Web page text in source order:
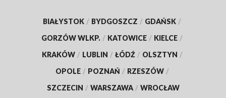
BIAŁYSTOK / BYDGOSZCZ / GDAŃSK /
GORZÓW WLKP. / KATOWICE / KIELCE /
KRAKÓW / LUBLIN / ŁÓDŹ / OLSZTYN /
OPOLE / POZNAŃ / RZESZÓW /
SZCZECIN / WARSZAWA / WROCŁAW